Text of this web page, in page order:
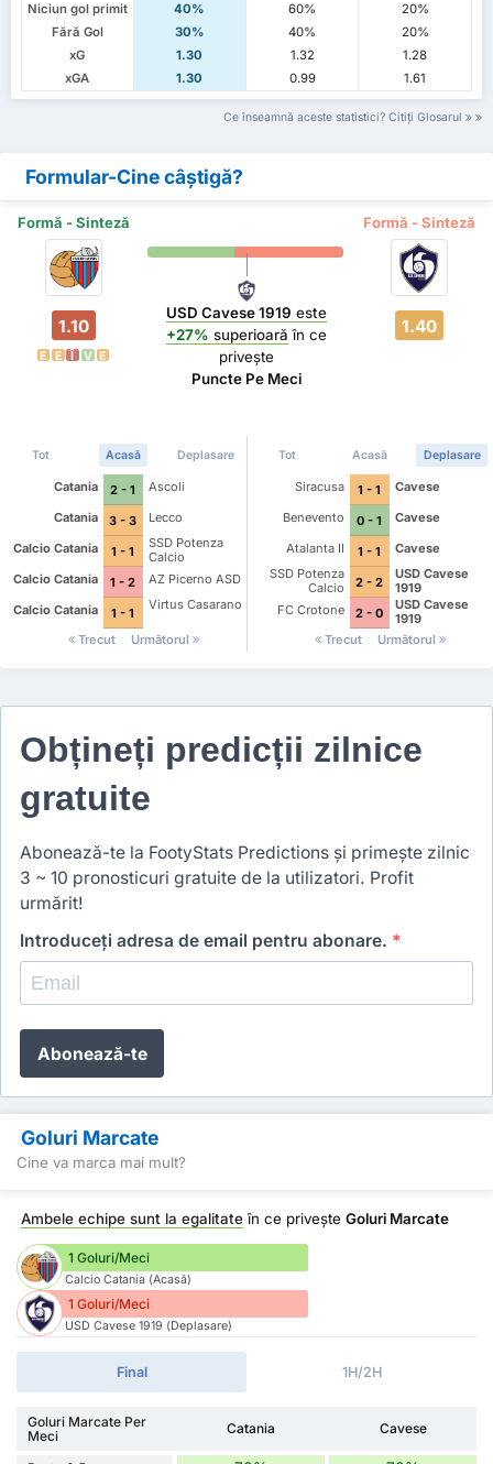
Niciun gol primit
40% 60%
20%
Fără Gol
30% 40%
20%
xG
1.30 1.32
1.28
xGA
1.30 0.99 1.61
Ce înseamnă aceste statistici? Citiți Glosarul
Formular-Cine câștigă?
Formă - Sinteză Formă - Sinteză
1.10
E E Î V E
USD Cavese 1919 este
+27% superioară în ce
privește
Puncte Pe Meci
1.40
Tot Acasă Deplasare
Catania 2 - 1
Ascoli
Catania
3 - 3
Lecco
Calcio Catania
1 - 1
SSD Potenza
Calcio
Calcio Catania
1 - 2
AZ Picerno ASD
Calcio Catania
1 - 1
Virtus Casarano
Trecut Următorul
Tot Acasă Deplasare
Siracusa 1 - 1
Cavese
Benevento
0 - 1
Cavese
Atalanta II
1 - 1
Cavese
SSD Potenza
Calcio
2 - 2
USD Cavese
1919
FC Crotone
2 - 0
USD Cavese
1919
Trecut
Următorul
Obțineți predicții zilnice
gratuite
Abonează-te la FootyStats Predictions și primește zilnic
3 ~ 10 pronosticuri gratuite de la utilizatori. Profit
urmărit!
Introduceți adresa de email pentru abonare. *
Abonează-te
Goluri Marcate
Cine va marca mai mult?
Ambele echipe sunt la egalitateîn ce privește Goluri Marcate
1 Goluri/Meci
Calcio Catania (Acasă)
1 Goluri/Meci
USD Cavese 1919 (Deplasare)
Final 1H/2H
Goluri Marcate Per
Meci
Catania Cavese